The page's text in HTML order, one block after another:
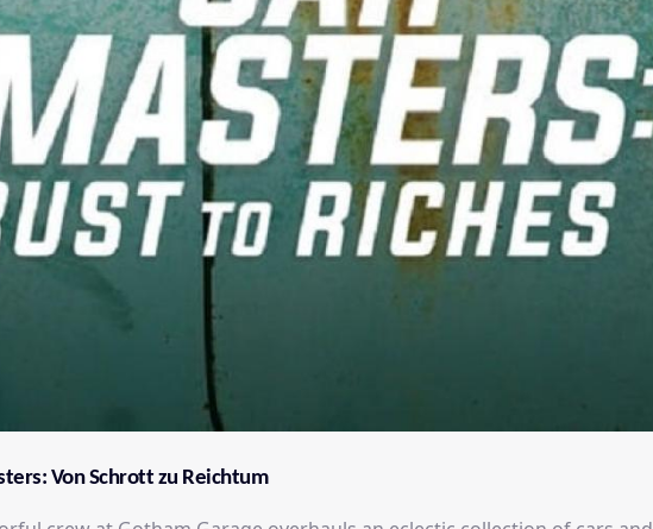
Von Schrott zu Reichtum